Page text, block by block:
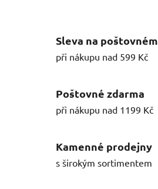
Sleva na poštovném
při nákupu nad 599 Kč
Poštovné zdarma
při nákupu nad 1199 Kč
Kamenné prodejny
s širokým sortimentem